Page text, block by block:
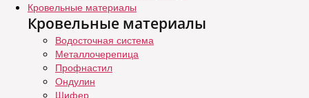
Кровельные материалы
Кровельные материалы
Водосточная система
Металлочерепица
Профнастил
Ондулин
Шифер